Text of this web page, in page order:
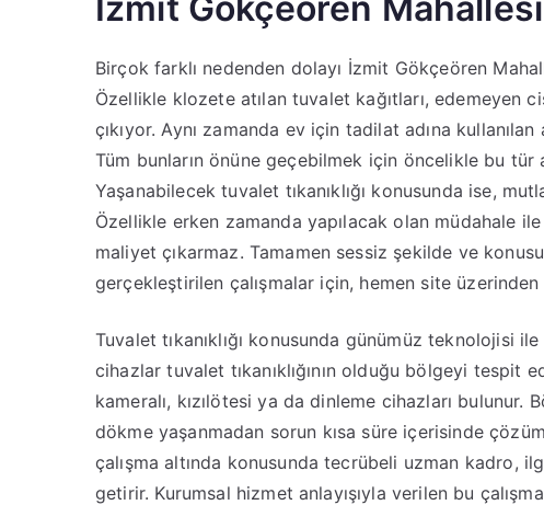
Birçok farklı nedenden dolayı İzmit Gökçeören
Özellikle klozete atılan tuvalet kağıtları, edemeyen
çıkıyor. Aynı zamanda ev için tadilat adına
Tüm bunların önüne geçebilmek için öncelikle bu tür
Yaşanabilecek tuvalet tıkanıklığı konusunda ise,
Özellikle erken zamanda yapılacak olan müdahale
maliyet çıkarmaz. Tamamen sessiz şekilde ve
gerçekleştirilen çalışmalar için, hemen site
Tuvalet tıkanıklığı konusunda günümüz teknolojisi
cihazlar tuvalet tıkanıklığının olduğu bölgeyi tespit
kameralı, kızılötesi ya da dinleme cihazları bulunur.
dökme yaşanmadan sorun kısa süre içerisinde
çalışma altında konusunda tecrübeli uzman kadro,
getirir. Kurumsal hizmet anlayışıyla verilen bu